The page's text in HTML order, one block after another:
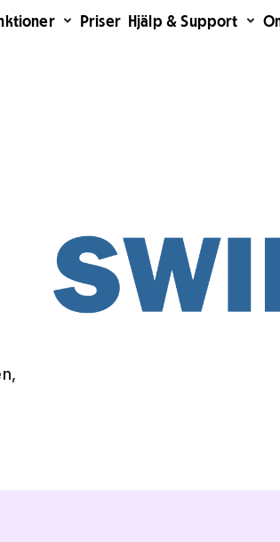
Priser Hjälp & Support